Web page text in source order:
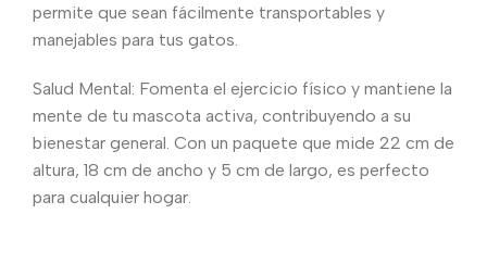
permite que sean fácilmente transportables y
manejables para tus gatos.
Salud Mental: Fomenta el ejercicio físico y mantiene la
mente de tu mascota activa, contribuyendo a su
bienestar general. Con un paquete que mide 22 cm de
altura, 18 cm de ancho y 5 cm de largo, es perfecto
para cualquier hogar.